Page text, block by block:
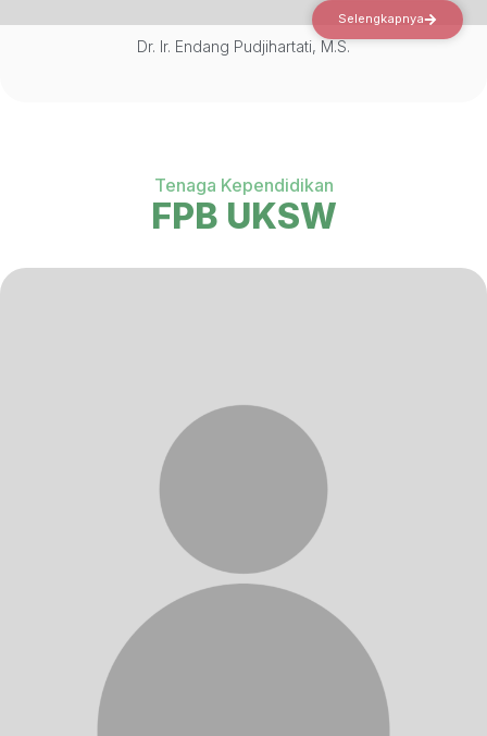
Selengkapnya
Dr. Ir. Endang Pudjihartati, M.S.
Tenaga Kependidikan
FPB UKSW